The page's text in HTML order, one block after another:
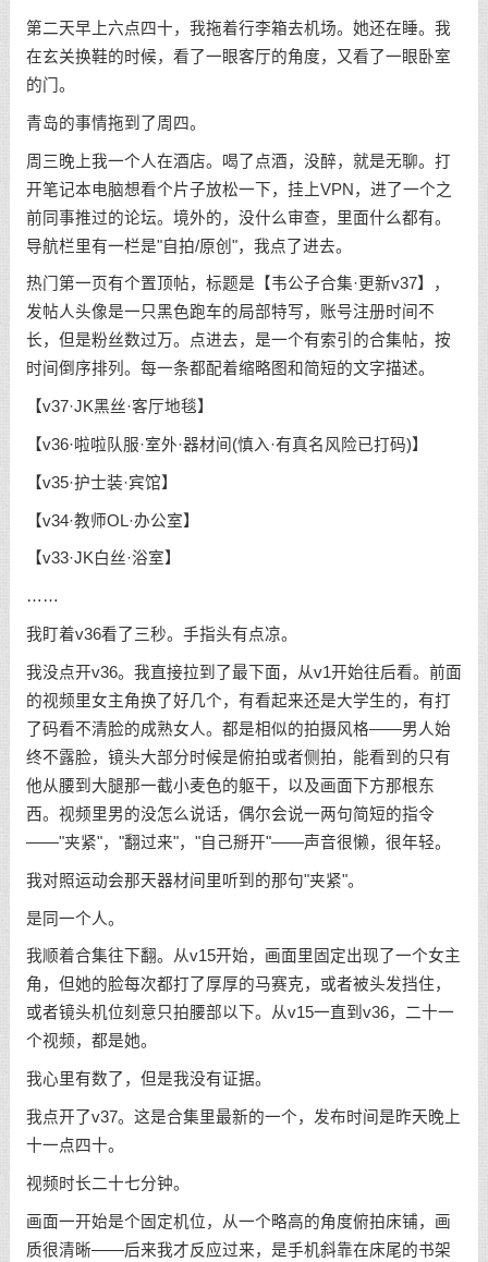
第二天早上六点四十，我拖着行李箱去机场。她还在睡。我
在玄关换鞋的时候，看了一眼客厅的角度，又看了一眼卧室
的门。
青岛的事情拖到了周四。
周三晚上我一个人在酒店。喝了点酒，没醉，就是无聊。打
开笔记本电脑想看个片子放松一下，挂上VPN，进了一个之
前同事推过的论坛。境外的，没什么审查，里面什么都有。
导航栏里有一栏是"自拍/原创"，我点了进去。
热门第一页有个置顶帖，标题是【韦公子合集·更新v37】，
发帖人头像是一只黑色跑车的局部特写，账号注册时间不
长，但是粉丝数过万。点进去，是一个有索引的合集帖，按
时间倒序排列。每一条都配着缩略图和简短的文字描述。
【v37·JK黑丝·客厅地毯】
【v36·啦啦队服·室外·器材间(慎入·有真名风险已打码)】
【v35·护士装·宾馆】
【v34·教师OL·办公室】
【v33·JK白丝·浴室】
……
我盯着v36看了三秒。手指头有点凉。
我没点开v36。我直接拉到了最下面，从v1开始往后看。前面
的视频里女主角换了好几个，有看起来还是大学生的，有打
了码看不清脸的成熟女人。都是相似的拍摄风格——男人始
终不露脸，镜头大部分时候是俯拍或者侧拍，能看到的只有
他从腰到大腿那一截小麦色的躯干，以及画面下方那根东
西。视频里男的没怎么说话，偶尔会说一两句简短的指令
——"夹紧"，"翻过来"，"自己掰开"——声音很懒，很年轻。
我对照运动会那天器材间里听到的那句"夹紧"。
是同一个人。
我顺着合集往下翻。从v15开始，画面里固定出现了一个女主
角，但她的脸每次都打了厚厚的马赛克，或者被头发挡住，
或者镜头机位刻意只拍腰部以下。从v15一直到v36，二十一
个视频，都是她。
我心里有数了，但是我没有证据。
我点开了v37。这是合集里最新的一个，发布时间是昨天晚上
十一点四十。
视频时长二十七分钟。
画面一开始是个固定机位，从一个略高的角度俯拍床铺，画
质很清晰——后来我才反应过来，是手机斜靠在床尾的书架